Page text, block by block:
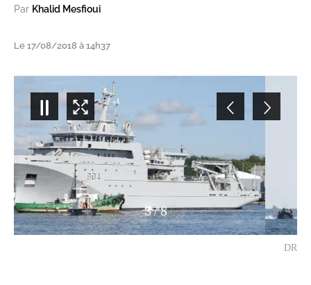
Par Khalid Mesfioui
Le 17/08/2018 à 14h37
3/8
DR